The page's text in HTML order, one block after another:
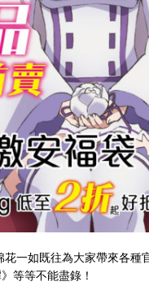
一如既往為大家帶來各
等等不能盡錄！